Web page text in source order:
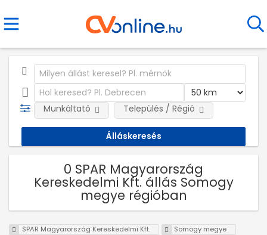
Munkáltató Település / Régió
0 SPAR Magyarország
Kereskedelmi Kft. állás Somogy
megye régióban
SPAR Magyarország Kereskedelmi Kft. Somogy megye